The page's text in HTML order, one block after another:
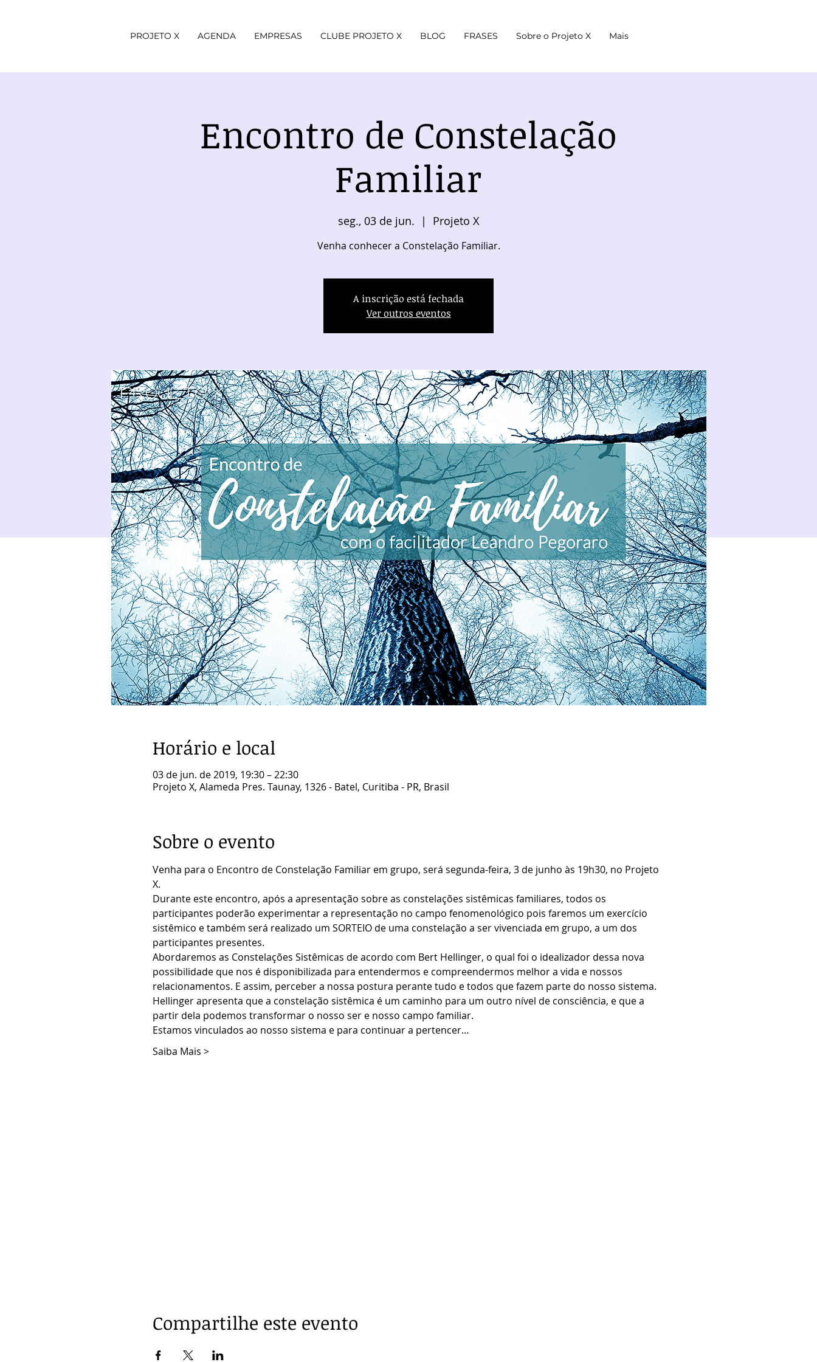
PROJETO X AGENDA EMPRESAS CLUBE PROJETO X BLOG FRASES Sobre o Projeto X Mais
Encontro de Constelação
Familiar
seg., 03 de jun.
  |
Projeto X
Venha conhecer a Constelação Familiar.
A inscrição está fechada
Ver outros eventos
Horário e local
03 de jun. de 2019, 19:30 – 22:30
Projeto X, Alameda Pres. Taunay, 1326 - Batel, Curitiba - PR, Brasil
Sobre o evento
Venha para o Encontro de Constelação Familiar em grupo, será segunda-feira, 3 de junho às 19h30, no Projeto
X.
Durante este encontro, após a apresentação sobre as constelações sistêmicas familiares, todos os
participantes poderão experimentar a representação no campo fenomenológico pois faremos um exercício
sistêmico e também será realizado um SORTEIO de uma constelação a ser vivenciada em grupo, a um dos
participantes presentes.
Abordaremos as Constelações Sistêmicas de acordo com Bert Hellinger, o qual foi o idealizador dessa nova
possibilidade que nos é disponibilizada para entendermos e compreendermos melhor a vida e nossos
relacionamentos. E assim, perceber a nossa postura perante tudo e todos que fazem parte do nosso sistema.
Hellinger apresenta que a constelação sistêmica é um caminho para um outro nível de consciência, e que a
partir dela podemos transformar o nosso ser e nosso campo familiar.
Estamos vinculados ao nosso sistema e para continuar a pertencer…
Saiba Mais >
Compartilhe este evento